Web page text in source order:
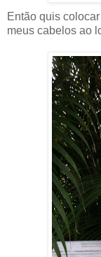
Então quis
meus cabelos ao